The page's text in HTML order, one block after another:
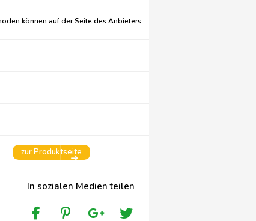
können auf der Seite des Anbieters
zur Produktseite
In sozialen Medien teilen